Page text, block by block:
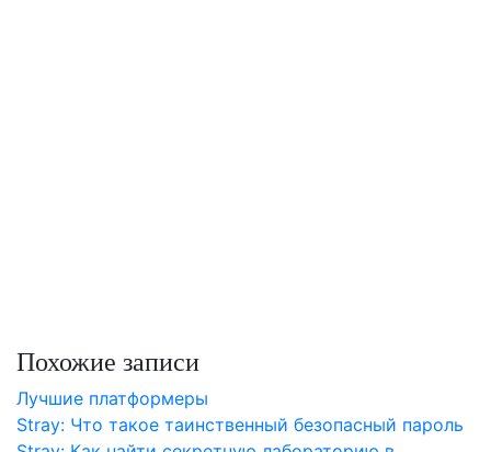
Похожие записи
Лучшие платформеры
Stray: Что такое таинственный безопасный пароль